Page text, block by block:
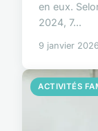
en eux.
2024, 7...
9 janvier 2026
ACTIVITÉS